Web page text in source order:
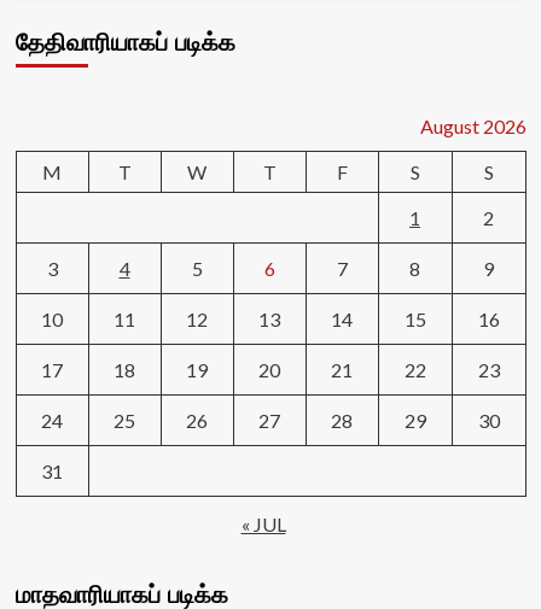
தேதிவாரியாகப் படிக்க
August 2026
M
T W T F S
S
1
2
3 4 5 6 7 8 9
10 11 12 13 14 15 16
17 18 19 20 21 22 23
24 25 26 27 28 29 30
31
« JUL
மாதவாரியாகப் படிக்க